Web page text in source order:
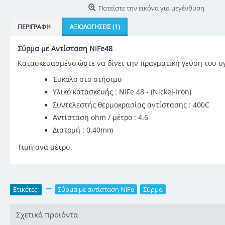
Πατείστε την εικόνα για μεγένθυση
ΠΕΡΙΓΡΑΦΉ ΑΞΙΟΛΟΓΉΣΕΙΣ (1)
Σύρμα με Αντίσταση NiFe48
Κατασκευασμένο ώστε να δίνει την πραγματική γεύση του
Έυκολο στο στήσιμο
Υλικό κατασκευής : NiFe 48 - (Nickel-Iron)
Συντελεστής θερμοκρασίας αντίστασης : 400C
Αντίσταση ohm / μέτρο : 4.6
Διατομή : 0.40mm
Τιμή ανά μέτρο
Ετικέτες: Σύρμα με αντίσταση NiFe Σύρμα
Σχετικά προιόντα